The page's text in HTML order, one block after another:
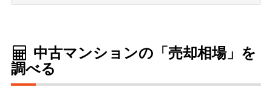
中古マンションの「売却相場」を
調べる